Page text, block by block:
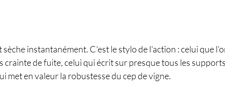
instantanément. C'est le stylo de l'action : celui que
crainte de fuite, celui qui écrit sur presque tous les
met en valeur la robustesse du cep de vigne.